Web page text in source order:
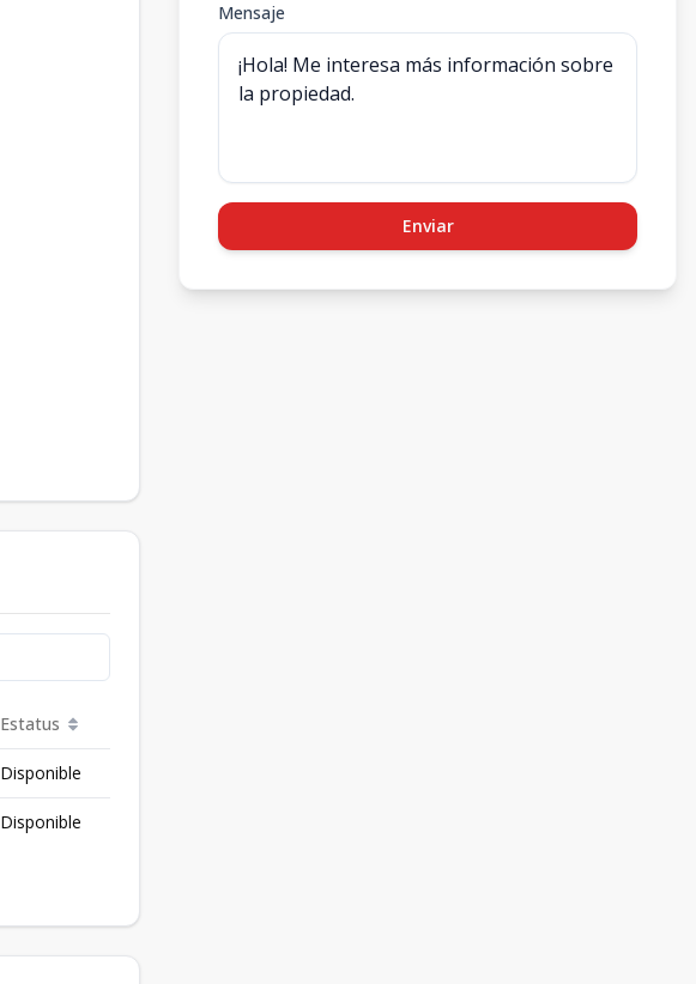
Estatus
Disponible
Disponible
Mensaje
Enviar